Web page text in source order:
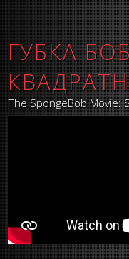
ГУБКА
The SpongeBob Movie: